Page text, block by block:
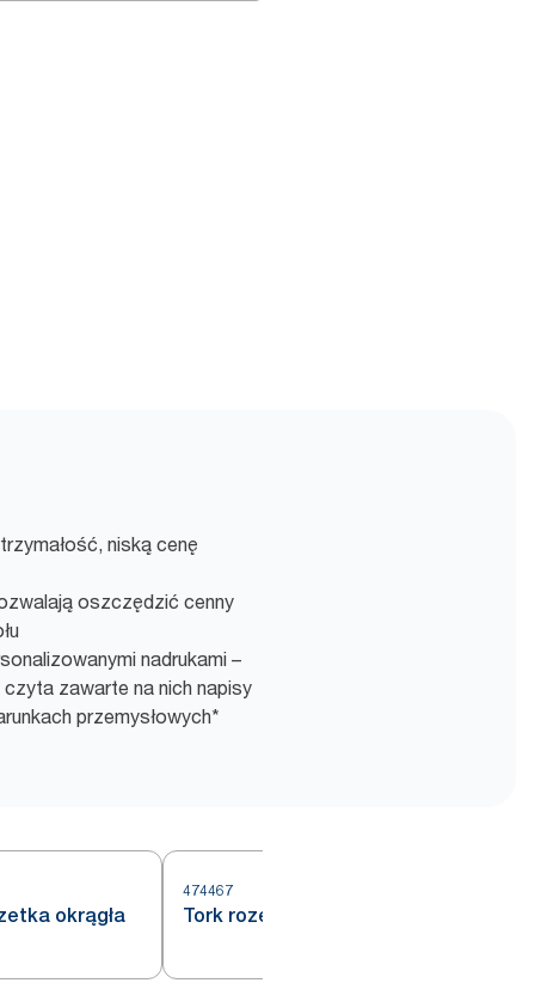
niską cenę
oszczędzić cenny
nadrukami –
zawarte na nich napisy
przemysłowych*
okrągła
474467
Tork rozetka Insisi okrągła biała